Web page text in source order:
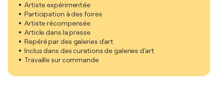
Artiste expérimentée
Participation à des foires
Artiste récompensée
Article dans la presse
Repéré par des galeries d'art
Inclus dans des curations de galeries d'art
Travaille sur commande